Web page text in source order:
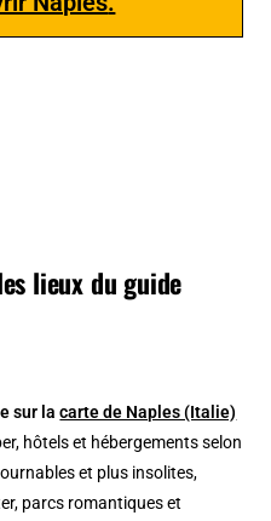
lieux du guide
sur lacarte de Naples (Italie)
hôtels et hébergements selon
et plus insolites,
parcs romantiques et